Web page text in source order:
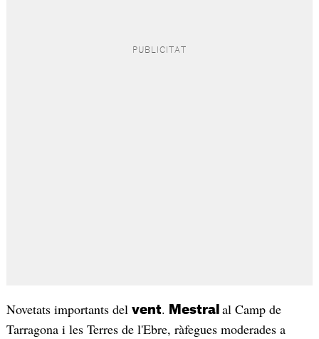
Novetats importants del vent. Mestral al Camp de
Tarragona i les Terres de l'Ebre, ràfegues moderades a